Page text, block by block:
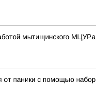
мытищинского МЦУРа
паники с помощью